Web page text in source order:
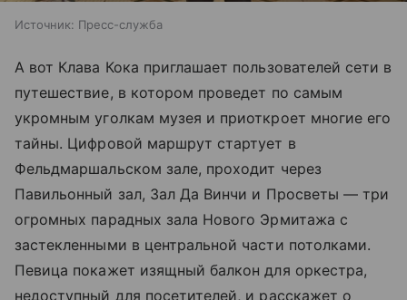
Источник: Пресс-служба
А вот Клава Кока приглашает пользователей сети в
путешествие, в котором проведет по самым
укромным уголкам музея и приоткроет многие его
тайны. Цифровой маршрут стартует в
Фельдмаршальском зале, проходит через
Павильонный зал, Зал Да Винчи и Просветы — три
огромных парадных зала Нового Эрмитажа с
застекленными в центральной части потолками.
Певица покажет изящный балкон для оркестра,
недоступный для посетителей, и расскажет о